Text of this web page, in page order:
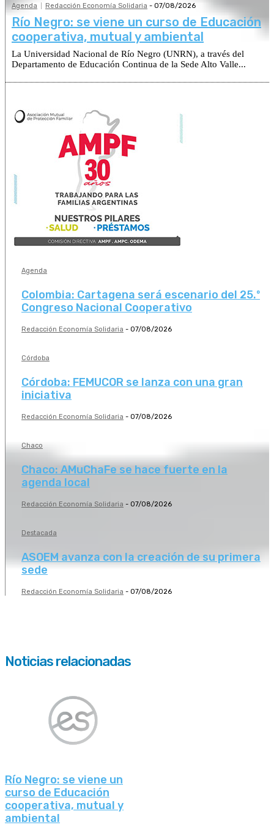
Agenda Redacción Economía Solidaria - 07/08/2026
Río Negro: se viene un curso de Educación
cooperativa, mutual y ambiental
La Universidad Nacional de Río Negro (UNRN), a través del
Departamento de Educación Continua de la Sede Alto Valle...
Agenda
Colombia: Cartagena será escenario del 25.º
Congreso Nacional Cooperativo
Redacción Economía Solidaria - 07/08/2026
Córdoba
Córdoba: FEMUCOR se lanza con una gran
iniciativa
Redacción Economía Solidaria - 07/08/2026
Chaco
Chaco: AMuChaFe se hace fuerte en la
agenda local
Redacción Economía Solidaria - 07/08/2026
Destacada
ASOEM avanza con la creación de su primera
sede
Redacción Economía Solidaria - 07/08/2026
Noticias relacionadas
Río Negro: se viene un
curso de Educación
cooperativa, mutual y
ambiental